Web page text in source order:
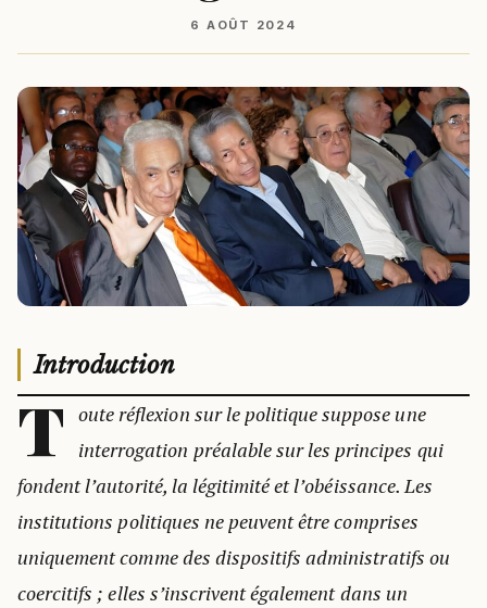
6 AOÛT 2024
Introduction
T oute réflexion sur le politique suppose une
interrogation préalable sur les principes qui
fondent l’autorité, la légitimité et l’obéissance. Les
institutions politiques ne peuvent être comprises
uniquement comme des dispositifs administratifs ou
coercitifs ; elles s’inscrivent également dans un